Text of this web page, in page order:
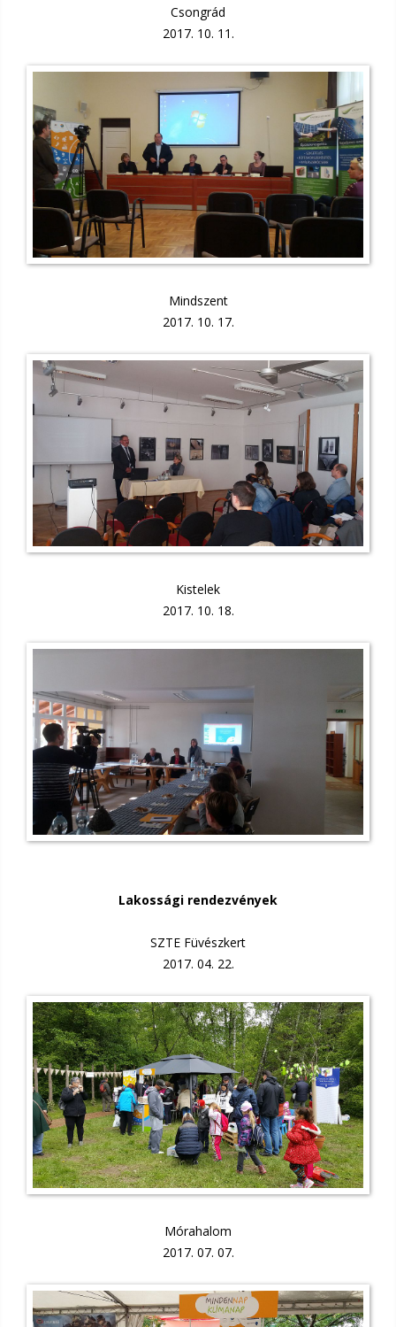
Csongrád
2017. 10. 11.
Mindszent
2017. 10. 17.
Kistelek
2017. 10. 18.
Lakossági rendezvények
SZTE Füvészkert
2017. 04. 22.
Mórahalom
2017. 07. 07.